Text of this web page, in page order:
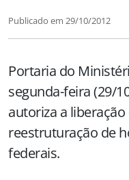
Publicado em 29/10/2012
Portaria do
segunda-feira (29/
autoriza a
reestruturação de
federais.